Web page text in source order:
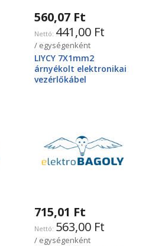
560,07 Ft
441,00 Ft
/ egységenként
LIYCY 7X1mm2
árnyékolt elektronikai
vezérlőkábel
715,01 Ft
563,00 Ft
/ egységenként